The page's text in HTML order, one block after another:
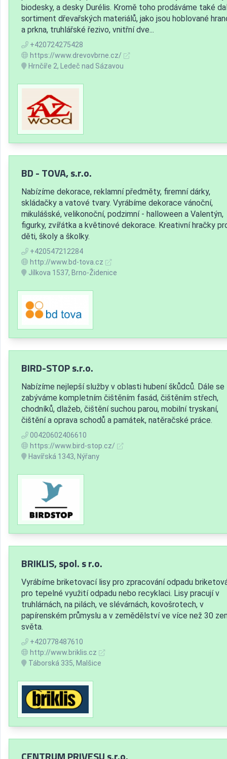
biodesky, a desky Durélis. Kromě toho prodáváme také
sortiment dřevařských materiálů, jako jsou hoblované
a prkna, truhlářské řezivo, vnitřní dve...
+420724275428
https://www.drevovbrne.cz/
Hrnčíře 2, Ledeč nad Sázavou
BD - TOVA, s.r.o.
Nabízíme dekorace, reklamní předměty, firemní dárky,
skládačky a vatové tvary. Vyrábíme dekorace vánoční,
mikulášské, velikonoční, podzimní - halloween a Valentýn,
figurky, zvířátka a květinové dekorace. Kreativní hračky
děti, školy a školky.
+420547212284
http://www.bd-tova.cz
Jílkova 1537, Brno-Židenice
BIRD-STOP s.r.o.
Nabízíme nejlepší služby v oblasti hubení škůdců. Dále se
zabýváme kompletním čištěním fasád, čištěním střech,
chodníků, dlažeb, čištění suchou parou, mobilní tryskaní,
čištění a oprava schodů a památek, natěračské práce.
00420602406610
https://www.bird-stop.cz/
Havířská 1343, Nýřany
BRIKLIS, spol. s r.o.
Vyrábíme briketovací lisy pro zpracování odpadu
pro tepelné využití odpadu nebo recyklaci. Lisy pracují v
truhlárnách, na pilách, ve slévárnách, kovošrotech, v
papírenském průmyslu a v zemědělství ve více než 30
světa.
+420778487610
http://www.briklis.cz
Táborská 335, Malšice